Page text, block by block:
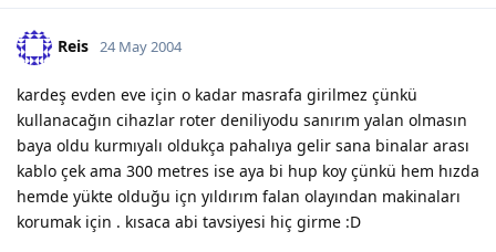
Reis 24 May 2004
kardeş evden eve için o kadar masrafa girilmez çünkü
kullanacağın cihazlar roter deniliyodu sanırım yalan olmasın
baya oldu kurmıyalı oldukça pahalıya gelir sana binalar arası
kablo çek ama 300 metres ise aya bi hup koy çünkü hem hızda
hemde yükte olduğu içn yıldırım falan olayından makinaları
korumak için . kısaca abi tavsiyesi hiç girme :D